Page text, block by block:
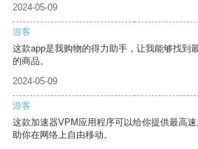
2024-05-09
游客
这款app是我购物的得力助手，让我能够找到
的商品。
2024-05-09
游客
这款加速器VPM应用程序可以给你提供最高
助你在网络上自由移动。